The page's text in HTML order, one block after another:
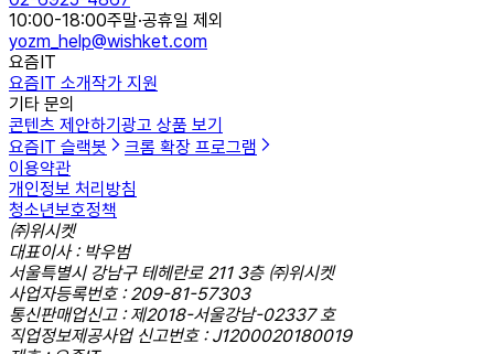
10:00-18:00주말·공휴일 제외
yozm_help@wishket.com
요즘IT
요즘IT 소개작가 지원
기타 문의
콘텐츠 제안하기광고 상품 보기
요즘IT 슬랙봇
크롬 확장 프로그램
이용약관
개인정보 처리방침
청소년보호정책
㈜위시켓
대표이사 : 박우범
서울특별시 강남구 테헤란로 211 3층 ㈜위시켓
사업자등록번호 : 209-81-57303
통신판매업신고 : 제2018-서울강남-02337 호
직업정보제공사업 신고번호 : J1200020180019